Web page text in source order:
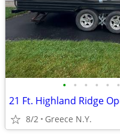
• • • • • •
21 Ft. Highland Ridge
8/2 Greece N.Y.